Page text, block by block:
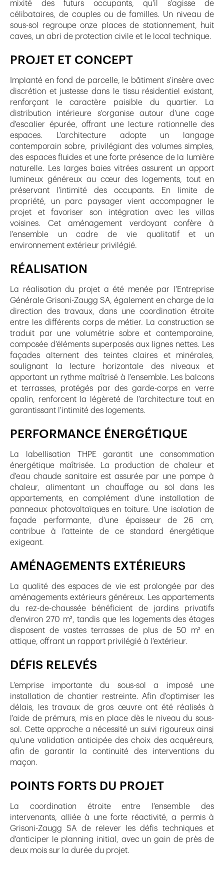
mixité des futurs occupants, qu'il s'agisse de
célibataires, de couples ou de familles. Un niveau de
sous-sol regroupe onze places de stationnement, huit
caves, un abri de protection civile et le local technique.
PROJET ET CONCEPT
Implanté en fond de parcelle, le bâtiment s'insère avec
discrétion et justesse dans le tissu résidentiel existant,
renforçant le caractère paisible du quartier. La
distribution intérieure s'organise autour d'une cage
d'escalier épurée, offrant une lecture rationnelle des
espaces. L'architecture adopte un langage
contemporain sobre, privilégiant des volumes simples,
des espaces fluides et une forte présence de la lumière
naturelle. Les larges baies vitrées assurent un apport
lumineux généreux au cœur des logements, tout en
préservant l'intimité des occupants. En limite de
propriété, un parc paysager vient accompagner le
projet et favoriser son intégration avec les villas
voisines. Cet aménagement verdoyant confère à
l'ensemble un cadre de vie qualitatif et un
environnement extérieur privilégié.
RÉALISATION
La réalisation du projet a été menée par l'Entreprise
Générale Grisoni-Zaugg SA, également en charge de la
direction des travaux, dans une coordination étroite
entre les différents corps de métier. La construction se
traduit par une volumétrie sobre et contemporaine,
composée d'éléments superposés aux lignes nettes. Les
façades alternent des teintes claires et minérales,
soulignant la lecture horizontale des niveaux et
apportant un rythme maîtrisé à l'ensemble. Les balcons
et terrasses, protégés par des garde-corps en verre
opalin, renforcent la légèreté de l'architecture tout en
garantissant l'intimité des logements.
PERFORMANCE ÉNERGÉTIQUE
La labellisation THPE garantit une consommation
énergétique maîtrisée. La production de chaleur et
d'eau chaude sanitaire est assurée par une pompe à
chaleur, alimentant un chauffage au sol dans les
appartements, en complément d'une installation de
panneaux photovoltaïques en toiture. Une isolation de
façade performante, d'une épaisseur de 26 cm,
contribue à l'atteinte de ce standard énergétique
exigeant.
AMÉNAGEMENTS EXTÉRIEURS
La qualité des espaces de vie est prolongée par des
aménagements extérieurs généreux. Les appartements
du rez-de-chaussée bénéficient de jardins privatifs
d'environ 270 m², tandis que les logements des étages
disposent de vastes terrasses de plus de 50 m² en
attique, offrant un rapport privilégié à l'extérieur.
DÉFIS RELEVÉS
L'emprise importante du sous-sol a imposé une
installation de chantier restreinte. Afin d'optimiser les
délais, les travaux de gros œuvre ont été réalisés à
l'aide de prémurs, mis en place dès le niveau du sous-
sol. Cette approche a nécessité un suivi rigoureux ainsi
qu'une validation anticipée des choix des acquéreurs,
afin de garantir la continuité des interventions du
maçon.
POINTS FORTS DU PROJET
La coordination étroite entre l'ensemble des
intervenants, alliée à une forte réactivité, a permis à
Grisoni-Zaugg SA de relever les défis techniques et
d'anticiper le planning initial, avec un gain de près de
deux mois sur la durée du projet.